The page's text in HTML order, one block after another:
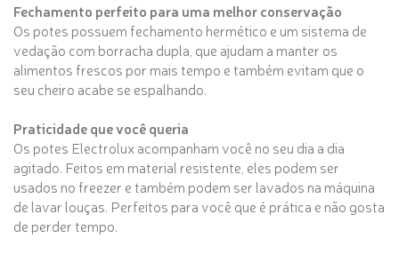
Fechamento perfeito para uma melhor conservação
Os potes possuem fechamento hermético e um sistema de
vedação com borracha dupla, que ajudam a manter os
alimentos frescos por mais tempo e também evitam que o
seu cheiro acabe se espalhando.
Praticidade que você queria
Os potes Electrolux acompanham você no seu dia a dia
agitado. Feitos em material resistente, eles podem ser
usados no freezer e também podem ser lavados na máquina
de lavar louças. Perfeitos para você que é prática e não gosta
de perder tempo.